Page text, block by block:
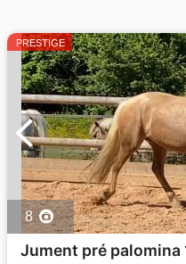
PRESTIGE
8
Jument pré palomina